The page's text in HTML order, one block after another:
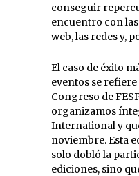
conseguir
encuentro con
web, las redes y,
El caso de éxito
eventos se
Congreso de
organizamos
International y
noviembre. Esta
solo dobló la
ediciones, sino